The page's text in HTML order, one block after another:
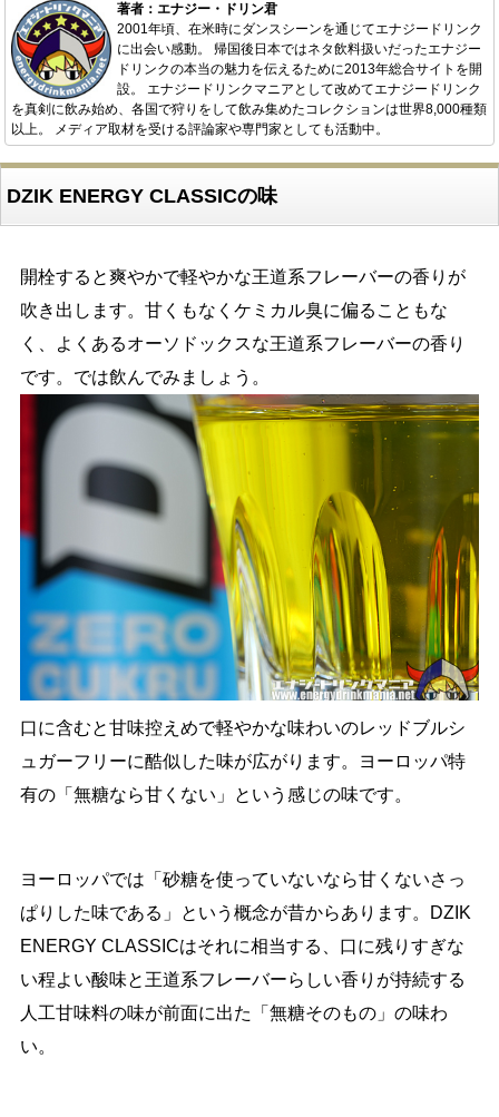
著者：エナジー・ドリン君
2001年頃、在米時にダンスシーンを通じてエナジードリンク
に出会い感動。 帰国後日本ではネタ飲料扱いだったエナジー
ドリンクの本当の魅力を伝えるために2013年総合サイトを開
設。 エナジードリンクマニアとして改めてエナジードリンク
を真剣に飲み始め、各国で狩りをして飲み集めたコレクションは世界8,000種類
以上。 メディア取材を受ける評論家や専門家としても活動中。
DZIK ENERGY CLASSICの味
開栓すると爽やかで軽やかな王道系フレーバーの香りが
吹き出します。甘くもなくケミカル臭に偏ることもな
く、よくあるオーソドックスな王道系フレーバーの香り
です。では飲んでみましょう。
口に含むと甘味控えめで軽やかな味わいのレッドブルシ
ュガーフリーに酷似した味が広がります。ヨーロッパ特
有の「無糖なら甘くない」という感じの味です。
ヨーロッパでは「砂糖を使っていないなら甘くないさっ
ぱりした味である」という概念が昔からあります。DZIK
ENERGY CLASSICはそれに相当する、口に残りすぎな
い程よい酸味と王道系フレーバーらしい香りが持続する
人工甘味料の味が前面に出た「無糖そのもの」の味わ
い。